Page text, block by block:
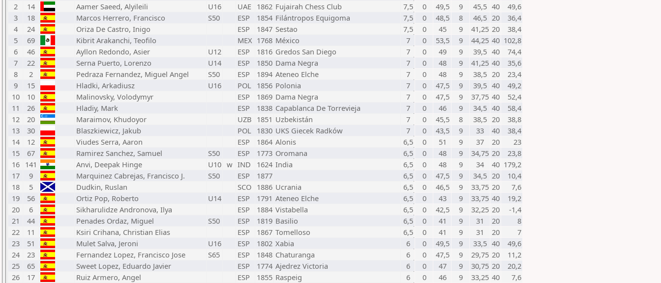
2
14 Aamer Saeed, Alyileili U16 UAE 1862 Fujairah Chess Club 7,5 0 49,5 9 45,5 40
49,6
3
18 Marcos Herrero, Francisco S50 ESP 1854 Filántropos Equigoma 7,5 0 48,5 8 46,5 20
36,4
4
24 Oriza De Castro, Inigo ESP 1847 Sestao 7,5 0 45 9 41,25 20
38,4
5
69 Kibrit Arakanchi, Teofilo MEX 1768 México 7 0 53,5 9 44,25 40 102,8
6
46 Ayllon Redondo, Asier U12 ESP 1816 Gredos San Diego 7 0 49 9 39,5 40
74,4
7
22 Serna Puerto, Lorenzo U14 ESP 1850 Dama Negra 7 0 48 9 41,25 40
35,6
8
2 Pedraza Fernandez, Miguel Angel S50 ESP 1894 Ateneo Elche 7 0 48 9 38,5 20
23,4
9
15 Hladki, Arkadiusz U16 POL 1856 Polonia 7 0 47,5 9 39,5 40
49,2
10
10 Malinovsky, Volodymyr ESP 1869 Dama Negra 7 0 47,5 9 37,75 40
52,4
11
26 Hladiy, Mark ESP 1838 Capablanca De Torrevieja 7 0 46 9 34,5 40
58,4
12
20 Maraimov, Khudoyor UZB 1851 Uzbekistán 7 0 45,5 8 38,5 20
38,8
13
30 Blaszkiewicz, Jakub POL 1830 UKS Giecek Radków 7 0 43,5 9 33 40
38,4
14
12 Viudes Serra, Aaron ESP 1864 Alonis 6,5 0 51 9 37 20
23
15
67 Ramirez Sanchez, Samuel S50 ESP 1773 Oromana 6,5 0 48 9 34,75 20
23,8
16 141 Anvi, Deepak Hinge U10 w IND 1624 India 6,5 0 48 9 34 40 179,2
17
9 Marquinez Cabrejas, Francisco J. S50 ESP 1877 6,5 0 47,5 9 34,5 20
10,4
18
5 Dudkin, Ruslan SCO 1886 Ucrania 6,5 0 46,5 9 33,75 20
7,6
19
56 Ortiz Pop, Roberto U14 ESP 1791 Ateneo Elche 6,5 0 43 9 33,75 40
19,2
20
6 Sikharulidze Andronova, Ilya ESP 1884 Vistabella 6,5 0 42,5 9 32,25 20
-1,4
21
44 Penades Ordaz, Miguel S50 ESP 1819 Basilio 6,5 0 41 9 31 20
8
22
11 Ksiri Crihana, Christian Elias ESP 1867 Tomelloso 6,5 0 41 9 31 20
7
23
51 Mulet Salva, Jeroni U16 ESP 1802 Xabia 6 0 49,5 9 33,5 40
49,6
24
23 Fernandez Lopez, Francisco Jose S65 ESP 1848 Chaturanga 6 0 47,5 9 29,75 20
11,2
25
65 Sweet Lopez, Eduardo Javier ESP 1774 Ajedrez Victoria 6 0 47 9 30,75 20
20,2
26
17 Ruiz Armero, Angel ESP 1855 Raspeig 6 0 46 9 33,25 40
7,6